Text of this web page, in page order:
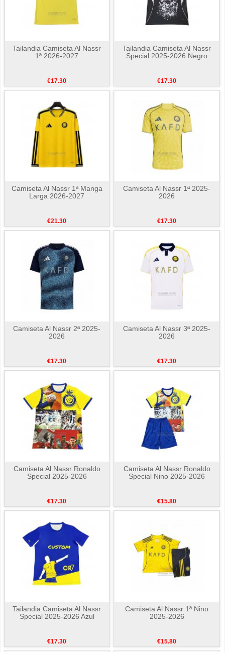
Tailandia Camiseta Al Nassr
1ª 2026-2027
€17.30
Tailandia Camiseta Al Nassr
Special 2025-2026 Negro
€17.30
Camiseta Al Nassr 1ª Manga
Larga 2026-2027
€21.30
Camiseta Al Nassr 1ª 2025-
2026
€17.30
Camiseta Al Nassr 2ª 2025-
2026
€17.30
Camiseta Al Nassr 3ª 2025-
2026
€17.30
Camiseta Al Nassr Ronaldo
Special 2025-2026
€17.30
Camiseta Al Nassr Ronaldo
Special Nino 2025-2026
€15.80
Tailandia Camiseta Al Nassr
Special 2025-2026 Azul
€17.30
Camiseta Al Nassr 1ª Nino
2025-2026
€15.80